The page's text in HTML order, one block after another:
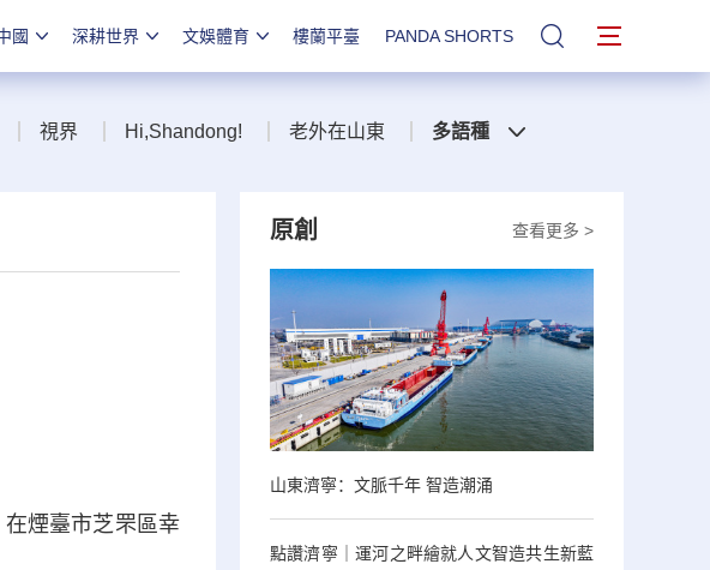
國 深耕世界 文娛體育 樓蘭平臺 PANDA SHORTS 站內搜索
視界 Hi,Shandong! 老外在山東 多語種
煙臺市芝罘區幸
查看更多 >
原創
山東濟寧：文脈千年 智造潮涌
點讚濟寧｜運河之畔繪就人文智造共生新藍